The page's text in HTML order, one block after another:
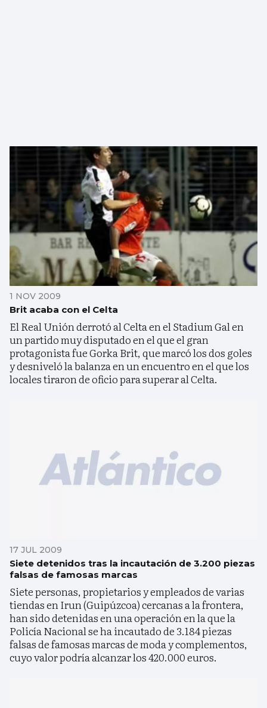
1 NOV 2009
Brit acaba con el Celta
El Real Unión derrotó al Celta en el Stadium Gal en
un partido muy disputado en el que el gran
protagonista fue Gorka Brit, que marcó los dos goles
y desniveló la balanza en un encuentro en el que los
locales tiraron de oficio para superar al Celta.
17 JUL 2009
Siete detenidos tras la incautación de 3.200 piezas
falsas de famosas marcas
Siete personas, propietarios y empleados de varias
tiendas en Irun (Guipúzcoa) cercanas a la frontera,
han sido detenidas en una operación en la que la
Policía Nacional se ha incautado de 3.184 piezas
falsas de famosas marcas de moda y complementos,
cuyo valor podría alcanzar los 420.000 euros.